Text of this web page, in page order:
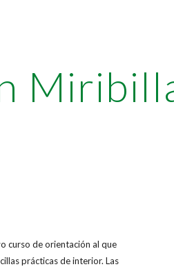
curso de orientación al que
prácticas de interior. Las